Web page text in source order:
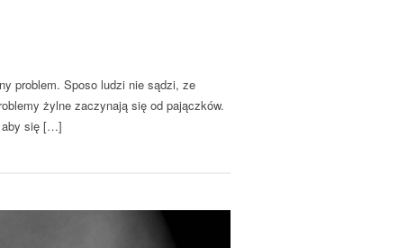
problem. Sposo ludzi nie sądzi, ze
żylne zaczynają się od pajączków.
aby się […]